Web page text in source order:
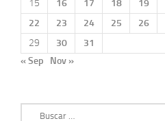
15
16 17 18 19
22
23 24 25 26
29
30
31
« Sep
Nov »